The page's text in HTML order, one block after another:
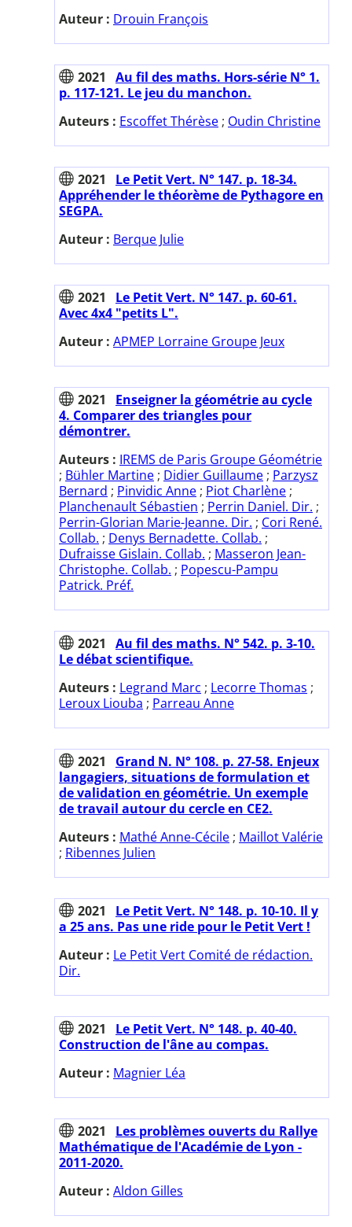
Auteur : Drouin François
2021
Au fil des maths. Hors-série N° 1.
p. 117-121. Le jeu du manchon.
Auteurs : Escoffet Thérèse ; Oudin Christine
2021
Le Petit Vert. N° 147. p. 18-34.
Appréhender le théorème de Pythagore en
SEGPA.
Auteur : Berque Julie
2021
Le Petit Vert. N° 147. p. 60-61.
Avec 4x4 "petits L".
Auteur : APMEP Lorraine Groupe Jeux
2021
Enseigner la géométrie au cycle
4. Comparer des triangles pour
démontrer.
Auteurs : IREMS de Paris Groupe Géométrie
; Bühler Martine ; Didier Guillaume ; Parzysz
Bernard ; Pinvidic Anne ; Piot Charlène ;
Planchenault Sébastien ; Perrin Daniel. Dir. ;
Perrin-Glorian Marie-Jeanne. Dir. ; Cori René.
Collab. ; Denys Bernadette. Collab. ;
Dufraisse Gislain. Collab. ; Masseron Jean-
Christophe. Collab. ; Popescu-Pampu
Patrick. Préf.
2021
Au fil des maths. N° 542. p. 3-10.
Le débat scientifique.
Auteurs : Legrand Marc ; Lecorre Thomas ;
Leroux Liouba ; Parreau Anne
2021
Grand N. N° 108. p. 27-58. Enjeux
langagiers, situations de formulation et
de validation en géométrie. Un exemple
de travail autour du cercle en CE2.
Auteurs : Mathé Anne-Cécile ; Maillot Valérie
; Ribennes Julien
2021
Le Petit Vert. N° 148. p. 10-10. Il y
a 25 ans. Pas une ride pour le Petit Vert !
Auteur : Le Petit Vert Comité de rédaction.
Dir.
2021
Le Petit Vert. N° 148. p. 40-40.
Construction de l'âne au compas.
Auteur : Magnier Léa
2021
Les problèmes ouverts du Rallye
Mathématique de l'Académie de Lyon -
2011-2020.
Auteur : Aldon Gilles